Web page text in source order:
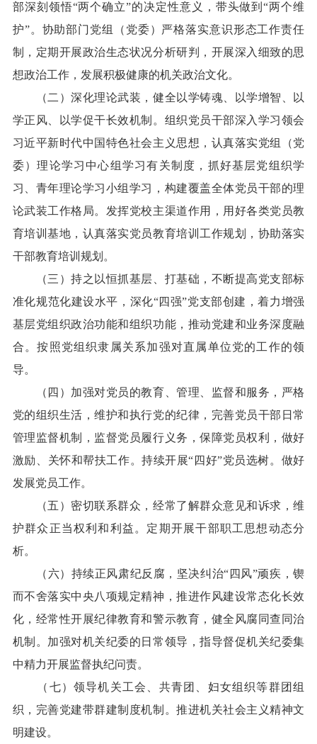
部深刻领悟“两个确立”的决定性意义，带头做到“两个维
护”。协助部门党组（党委）严格落实意识形态工作责任
制，定期开展政治生态状况分析研判，开展深入细致的思
想政治工作，发展积极健康的机关政治文化。
（二）深化理论武装，健全以学铸魂、以学增智、以
学正风、以学促干长效机制。组织党员干部深入学习领会
习近平新时代中国特色社会主义思想，认真落实党组（党
委）理论学习中心组学习有关制度，抓好基层党组织学
习、青年理论学习小组学习，构建覆盖全体党员干部的理
论武装工作格局。发挥党校主渠道作用，用好各类党员教
育培训基地，认真落实党员教育培训工作规划，协助落实
干部教育培训规划。
（三）持之以恒抓基层、打基础，不断提高党支部标
准化规范化建设水平，深化“四强”党支部创建，着力增强
基层党组织政治功能和组织功能，推动党建和业务深度融
合。按照党组织隶属关系加强对直属单位党的工作的领
导。
（四）加强对党员的教育、管理、监督和服务，严格
党的组织生活，维护和执行党的纪律，完善党员干部日常
管理监督机制，监督党员履行义务，保障党员权利，做好
激励、关怀和帮扶工作。持续开展“四好”党员选树。做好
发展党员工作。
（五）密切联系群众，经常了解群众意见和诉求，维
护群众正当权利和利益。定期开展干部职工思想动态分
析。
（六）持续正风肃纪反腐，坚决纠治“四风”顽疾，锲
而不舍落实中央八项规定精神，推进作风建设常态化长效
化，经常性开展纪律教育和警示教育，健全风腐同查同治
机制。加强对机关纪委的日常领导，指导督促机关纪委集
中精力开展监督执纪问责。
（七）领导机关工会、共青团、妇女组织等群团组
织，完善党建带群建制度机制。推进机关社会主义精神文
明建设。